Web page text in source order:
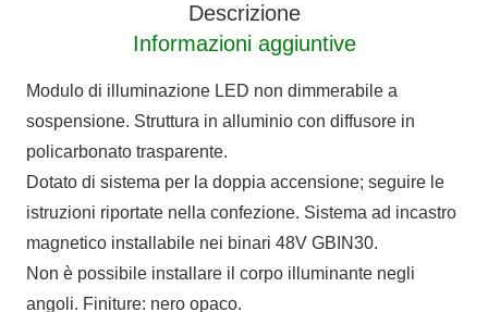
Descrizione
Informazioni aggiuntive
Modulo di illuminazione LED non dimmerabile a
sospensione. Struttura in alluminio con diffusore in
policarbonato trasparente.
Dotato di sistema per la doppia accensione; seguire le
istruzioni riportate nella confezione. Sistema ad incastro
magnetico installabile nei binari 48V GBIN30.
Non è possibile installare il corpo illuminante negli
angoli. Finiture: nero opaco.